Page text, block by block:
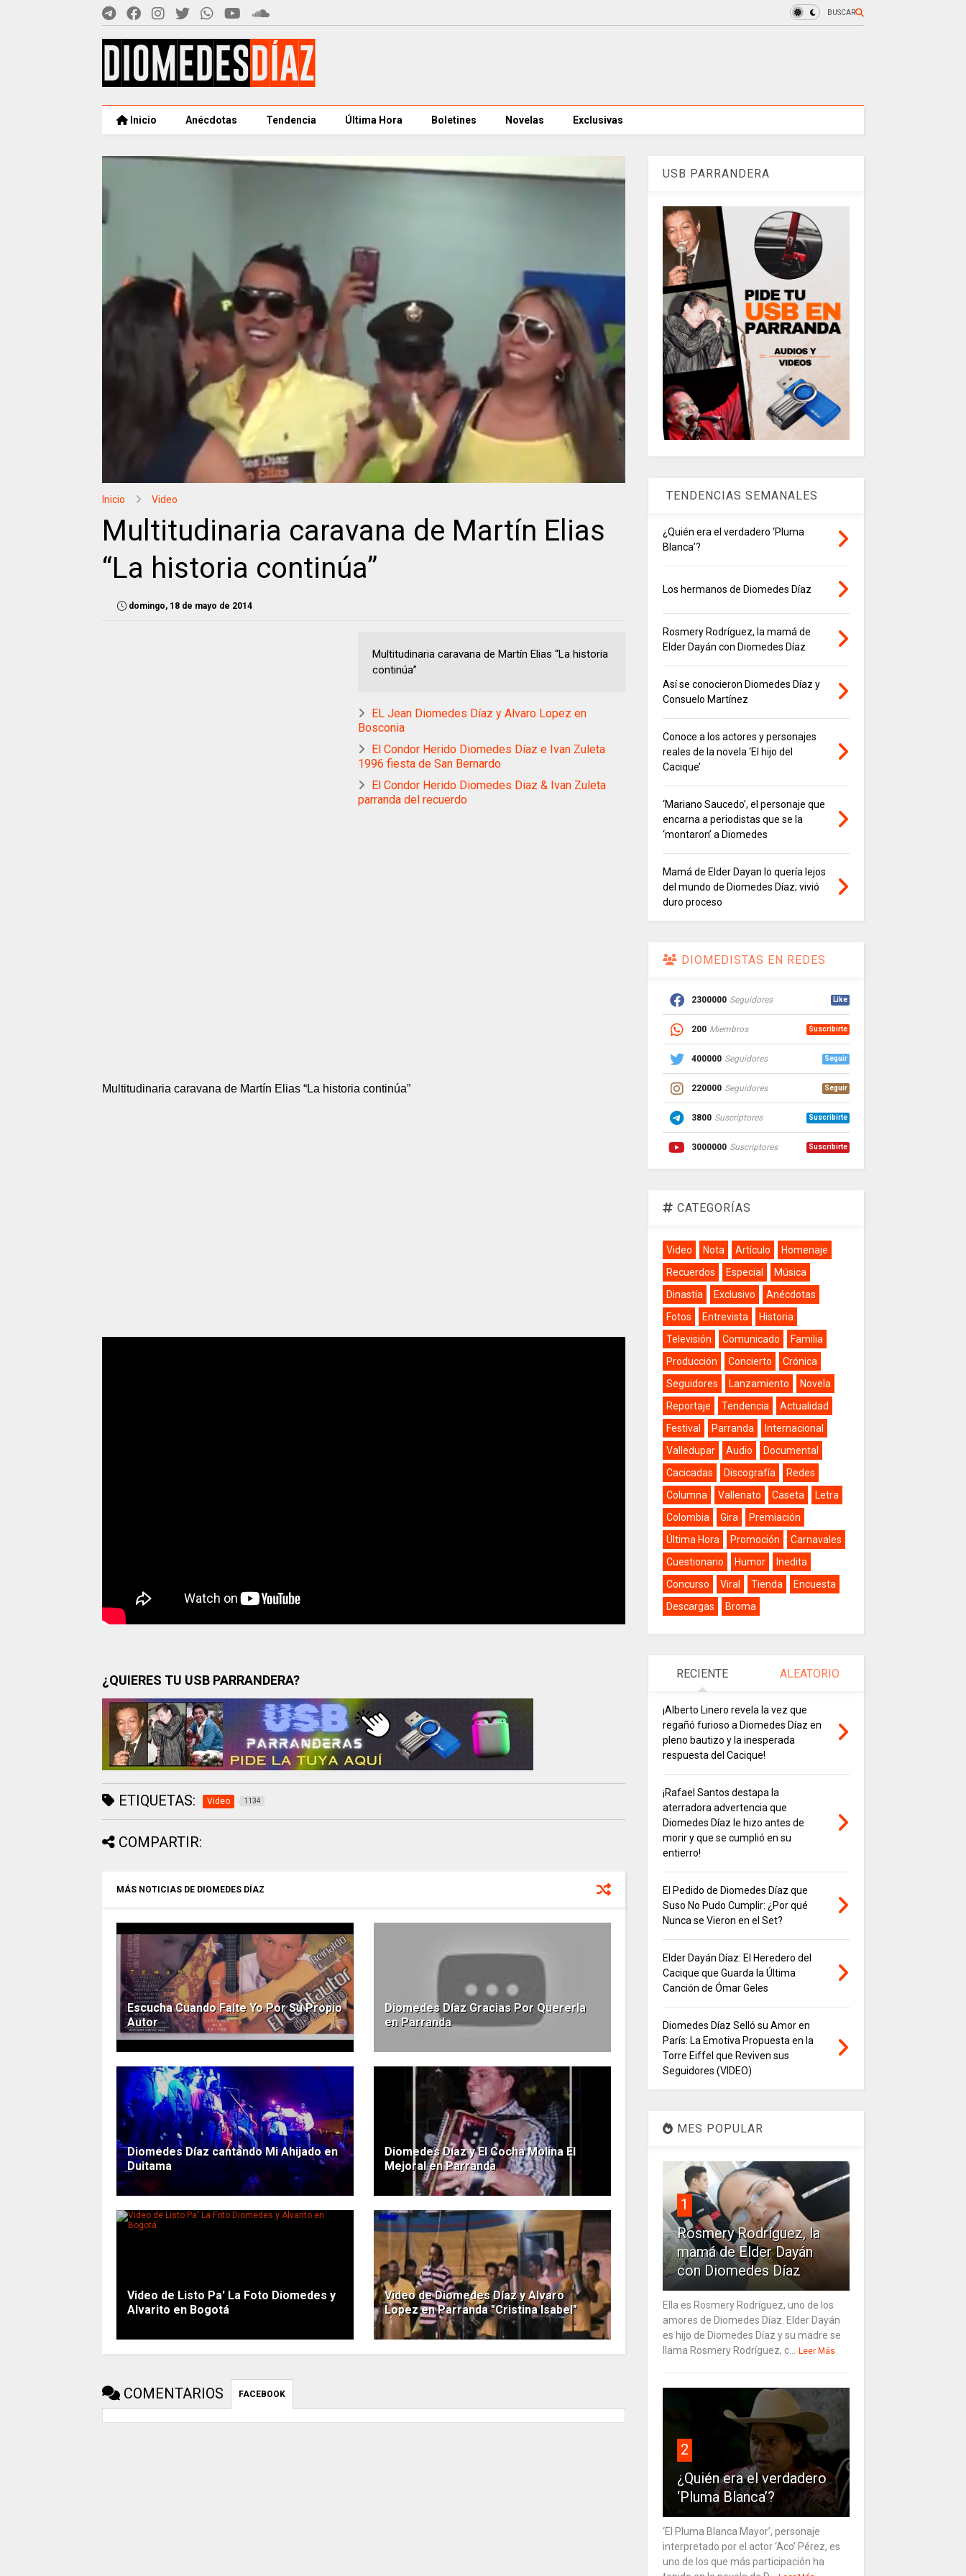
BUSCAR
Inicio Anécdotas Tendencia Última Hora Boletines Novelas Exclusivas
Inicio Video
Multitudinaria caravana de Martín Elias
“La historia continúa”
domingo, 18 de mayo de 2014
Multitudinaria caravana de Martín Elias “La historia
continúa”
EL Jean Diomedes Díaz y Alvaro Lopez en
Bosconia
El Condor Herido Diomedes Díaz e Ivan Zuleta
1996 fiesta de San Bernardo
El Condor Herido Diomedes Diaz & Ivan Zuleta
parranda del recuerdo
Multitudinaria caravana de Martín Elias “La historia continúa”
¿QUIERES TU USB PARRANDERA?
ETIQUETAS: Video 1134
COMPARTIR:
MÁS NOTICIAS DE DIOMEDES DÍAZ
Escucha Cuando Falte Yo Por Su Propio
Autor
Diomedes Díaz Gracias Por Quererla
en Parranda
Diomedes Díaz cantando Mi Ahijado en
Duitama
Diomedes Díaz y El Cocha Molina El
Mejoral en Parranda
Video de Listo Pa' La Foto Diomedes y
Alvarito en Bogotá
Video de Diomedes Díaz y Alvaro
Lopez en Parranda "Cristina Isabel"
COMENTARIOS FACEBOOK
USB PARRANDERA
TENDENCIAS SEMANALES
¿Quién era el verdadero ‘Pluma
Blanca’?
Los hermanos de Diomedes Díaz
Rosmery Rodríguez, la mamá de
Elder Dayán con Diomedes Díaz
Así se conocieron Diomedes Díaz y
Consuelo Martínez
Conoce a los actores y personajes
reales de la novela ‘El hijo del
Cacique’
‘Mariano Saucedo’, el personaje que
encarna a periodistas que se la
‘montaron’ a Diomedes
Mamá de Elder Dayan lo quería lejos
del mundo de Diomedes Díaz; vivió
duro proceso
DIOMEDISTAS EN REDES
2300000 Seguidores Like
200 Miembros Suscribirte
400000 Seguidores Seguir
220000 Seguidores Seguir
3800 Suscriptores Suscribirte
3000000 Suscriptores Suscribirte
CATEGORÍAS
Video Nota Artículo
Homenaje
Recuerdos
Especial
Música
Dinastía
Exclusivo
Anécdotas
Fotos
Entrevista
Historia
Televisión
Comunicado
Familia
Producción
Concierto
Crónica
Seguidores
Lanzamiento
Novela
Reportaje
Tendencia
Actualidad
Festival
Parranda
Internacional
Valledupar
Audio
Documental
Cacicadas
Discografía
Redes
Columna
Vallenato Caseta
Letra
Colombia
Gira
Premiación
Última Hora
Promoción
Carnavales
Cuestionario
Humor
Inedita
Concurso
Viral Tienda
Encuesta
Descargas
Broma
RECIENTE ALEATORIO
¡Alberto Linero revela la vez que
regañó furioso a Diomedes Díaz en
pleno bautizo y la inesperada
respuesta del Cacique!
¡Rafael Santos destapa la
aterradora advertencia que
Diomedes Díaz le hizo antes de
morir y que se cumplió en su
entierro!
El Pedido de Diomedes Díaz que
Suso No Pudo Cumplir: ¿Por qué
Nunca se Vieron en el Set?
Elder Dayán Díaz: El Heredero del
Cacique que Guarda la Última
Canción de Ómar Geles
Diomedes Díaz Selló su Amor en
París: La Emotiva Propuesta en la
Torre Eiffel que Reviven sus
Seguidores (VIDEO)
MES POPULAR
1
Rosmery Rodríguez, la
mamá de Elder Dayán
con Diomedes Díaz
Ella es Rosmery Rodríguez, uno de los
amores de Diomedes Díaz. Elder Dayán
es hijo de Diomedes Díaz y su madre se
llama Rosmery Rodríguez, c... Leer Más
2
¿Quién era el verdadero
‘Pluma Blanca’?
‘El Pluma Blanca Mayor’, personaje
interpretado por el actor ‘Aco’ Pérez, es
uno de los que más participación ha